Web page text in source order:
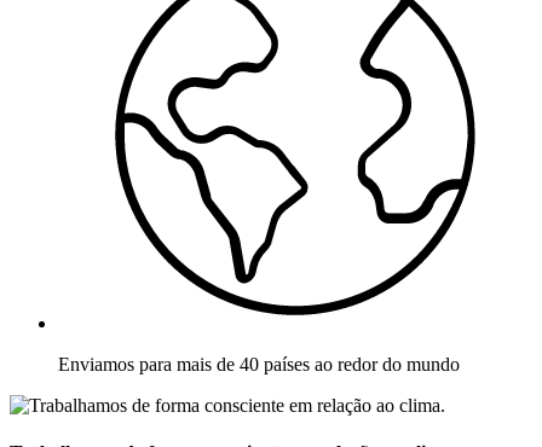
Enviamos para mais de 40 países ao redor do mundo